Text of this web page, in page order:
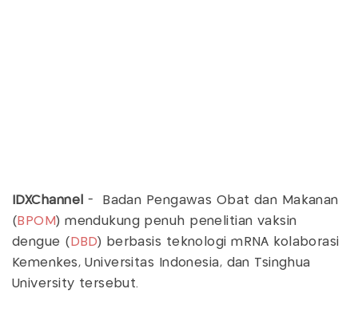
IDXChannel
- Badan Pengawas Obat dan Makanan
( BPOM ) mendukung penuh penelitian vaksin
dengue ( DBD) berbasis teknologi mRNA kolaborasi
Kemenkes, Universitas Indonesia, dan Tsinghua
University tersebut.